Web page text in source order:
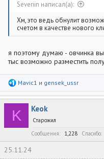
Severiin написал(а):
Хм, это ведь обнулит
счетом в качестве нового
я поэтому думаю - овчинка
тыс возможно разместить
Р
а
к
ц
и
Mavic1 и gensek_ussr
K Keok
Старожил
Сообщения
1,228 Спасибо
25.11.24